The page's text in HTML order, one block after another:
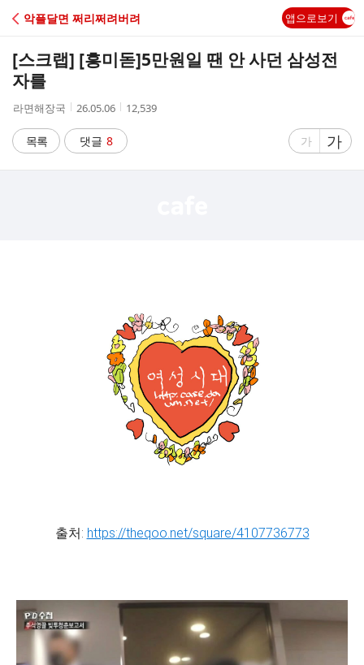
C
A
악플달면 쩌리쩌려버려 앱으로보기
[스크랩] [흥미돋]5만원일 땐 안 사던 삼성전
자를
작
자
라면해장국
작
시
간
26.05.06
조
수
12,539
목록 댓글 8
글
가
글
자
가
출처: https://theqoo.net/square/4107736773